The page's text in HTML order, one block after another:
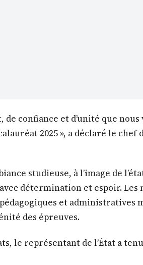
de confiance et d’unité que
2025 », a déclaré le chef
studieuse, à l’image de
détermination et espoir.
et administratives
des épreuves.
le représentant de l’État a